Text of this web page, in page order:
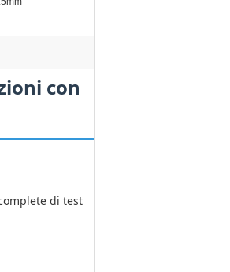
con
di test